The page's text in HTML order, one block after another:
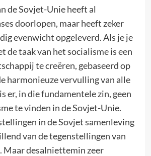
de Sovjet-Unie heeft al
doorlopen, maar heeft zeker
evenwicht opgeleverd. Als je je
de taak van het socialisme is een
te creëren, gebaseerd op
harmonieuze vervulling van alle
er, in die fundamentele zin, geen
te vinden in de Sovjet-Unie.
in de Sovjet samenleving
van de tegenstellingen van
Maar desalniettemin zeer